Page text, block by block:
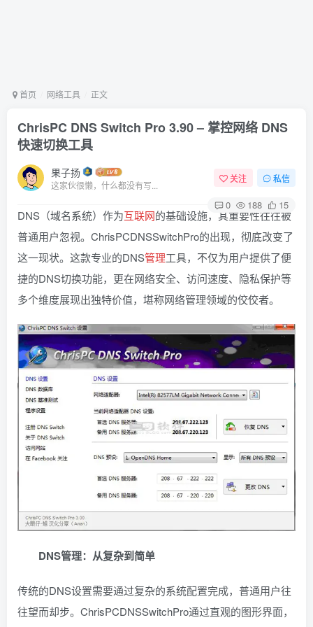
首页 网络工具 正文
ChrisPC DNS Switch Pro 3.90 – 掌控网络 DNS
快速切换工具
果子扬
这家伙很懒，什么都没有写...
关注 私信
0 188 15
DNS（域名系统）作为互联网的基础设施，其重要性往往被
普通用户忽视。ChrisPCDNSSwitchPro的出现，彻底改变了
这一现状。这款专业的DNS管理工具，不仅为用户提供了便
捷的DNS切换功能，更在网络安全、访问速度、隐私保护等
多个维度展现出独特价值，堪称网络管理领域的佼佼者。
DNS管理：从复杂到简单
传统的DNS设置需要通过复杂的系统配置完成，普通用户往
往望而却步。ChrisPCDNSSwitchPro通过直观的图形界面，